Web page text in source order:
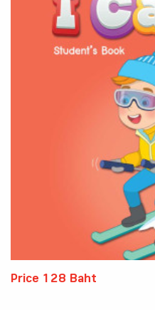
Price 128 Baht